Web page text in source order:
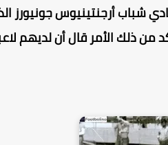
شباب أرجنتينيوس جونيورز
من ذلك الأمر قال أن لديهم